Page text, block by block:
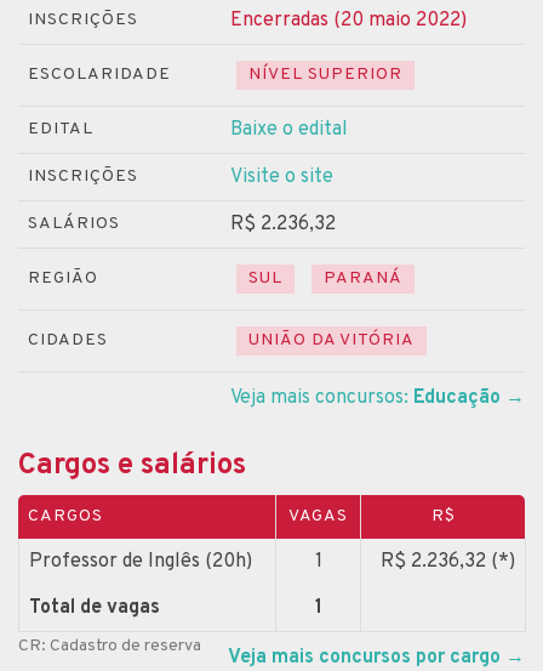
INSCRIÇÕES Encerradas (20 maio 2022)
ESCOLARIDADE NÍVEL SUPERIOR
EDITAL Baixe o edital
INSCRIÇÕES Visite o site
SALÁRIOS R$ 2.236,32
REGIÃO SUL PARANÁ
CIDADES UNIÃO DA VITÓRIA
Veja mais concursos: Educação →
Cargos e salários
CARGOS VAGAS R$
Professor de Inglês (20h) 1
R$ 2.236,32 (*)
Total de vagas
1
CR: Cadastro de reserva Veja mais concursos por cargo →